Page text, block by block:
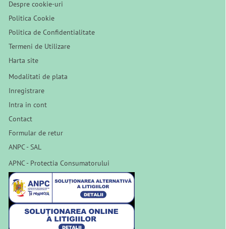
Despre cookie-uri
Politica Cookie
Politica de Confidentialitate
Termeni de Utilizare
Harta site
Modalitati de plata
Inregistrare
Intra in cont
Contact
Formular de retur
ANPC - SAL
APNC - Protectia Consumatorului